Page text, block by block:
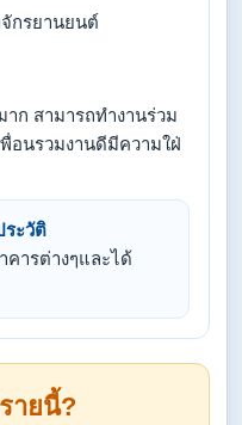
กรยานยนต์
ก สามารถทำงานร่วม
นรวมงานดีมีความใฝ่
ระวัติ
ารต่างๆและได้
ายนี้?